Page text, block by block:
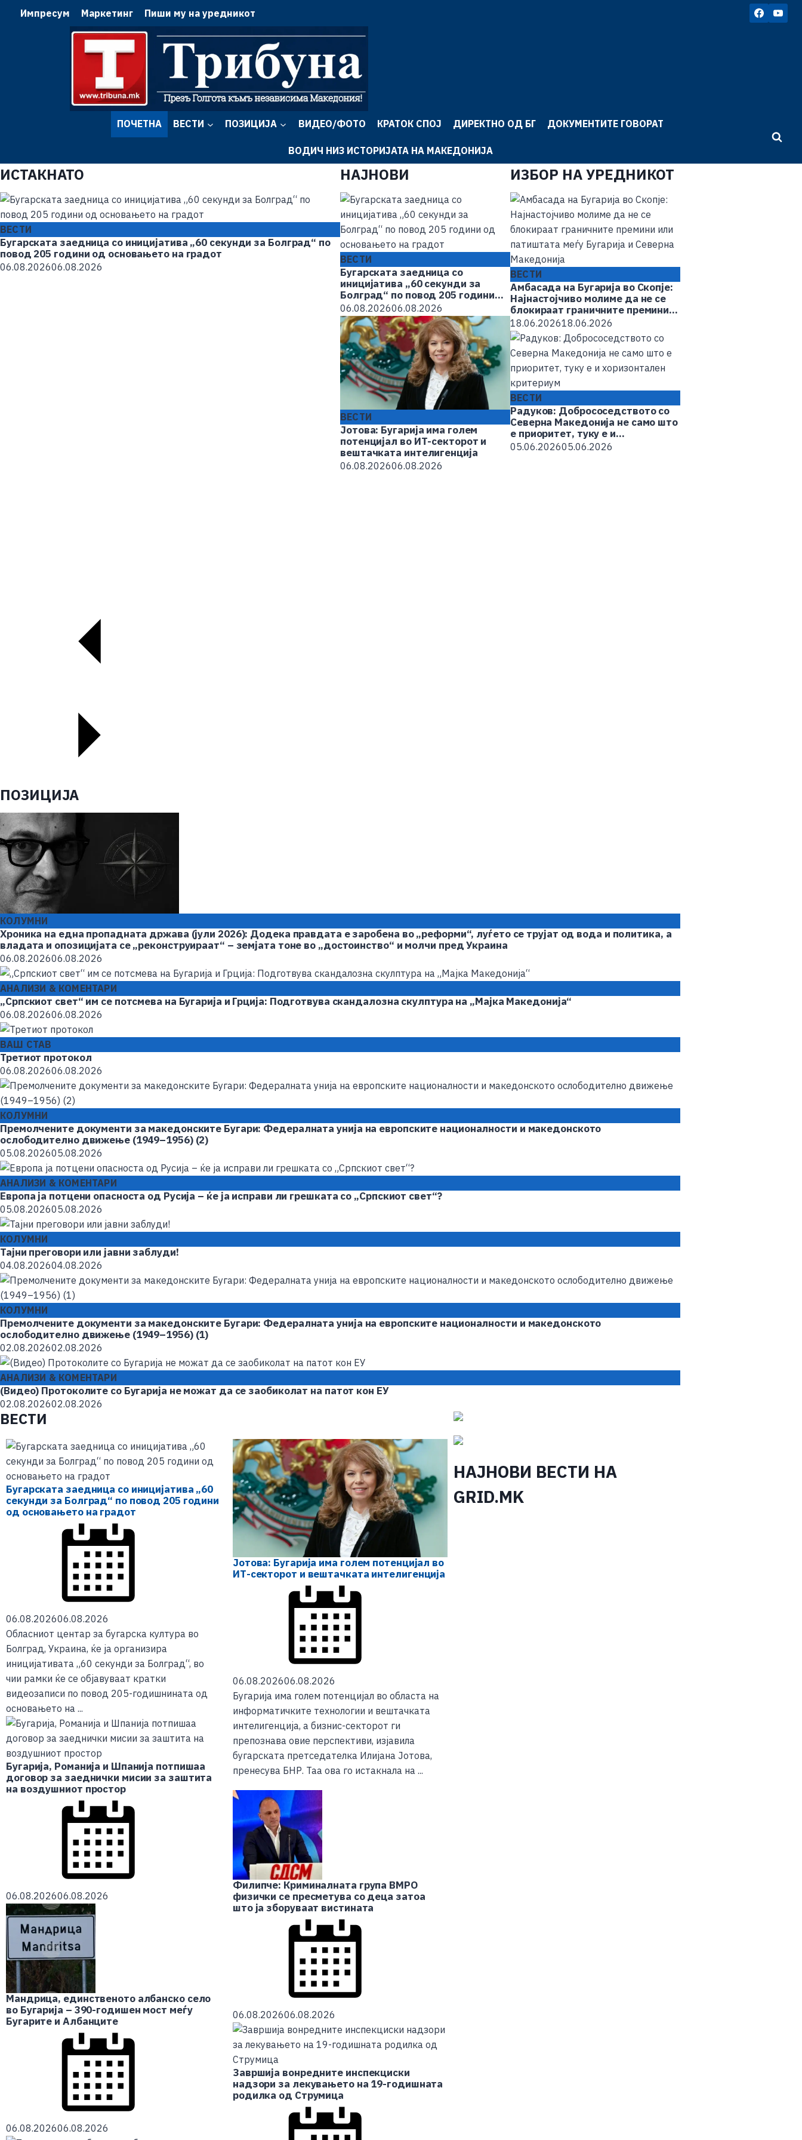
Импресум Маркетинг Пиши му на уредникот
ПОЧЕТНА ВЕСТИ ПОЗИЦИЈА ВИДЕО/ФОТО КРАТОК СПОЈ ДИРЕКТНО ОД БГ ДОКУМЕНТИТЕ ГОВОРАТ
ВОДИЧ НИЗ ИСТОРИЈАТА НА МАКЕДОНИЈА
ИСТАКНАТО
ВЕСТИ
Бугарската заедница со иницијатива „60 секунди за Болград“ по
повод 205 години од основањето на градот
06.08.202606.08.2026
ВЕСТИ
Јотова: Бугарија има голем потенцијал во ИТ-секторот и
вештачката интелигенција
06.08.202606.08.2026
НАЈНОВИ
ВЕСТИ
Бугарската заедница со
иницијатива „60 секунди за
Болград“ по повод 205 години
од основањето на градот
06.08.202606.08.2026
ВЕСТИ
Јотова: Бугарија има голем
потенцијал во ИТ-секторот и
вештачката интелигенција
06.08.202606.08.2026
ИЗБОР НА УРЕДНИКОТ
ВЕСТИ
Амбасада на Бугарија во Скопје:
Најнастојчиво молиме да не се
блокираат граничните премини
или патиштата меѓу Бугарија и
Северна Македонија
18.06.202618.06.2026
ВЕСТИ
Радуков: Добрососедството со
Северна Македонија не само што
е приоритет, туку е и
хоризонтален критериум
05.06.202605.06.2026
ПОЗИЦИЈА
КОЛУМНИ
Хроника на една пропадната држава (јули 2026): Додека правдата е заробена во „реформи“, луѓето се трујат од вода и политика, а
владата и опозицијата се „реконструираат“ – земјата тоне во „достоинство“ и молчи пред Украина
06.08.202606.08.2026
АНАЛИЗИ & КОМЕНТАРИ
„Српскиот свет“ им се потсмева на Бугарија и Грција: Подготвува скандалозна скулптура на „Мајка Македонија“
06.08.202606.08.2026
ВАШ СТАВ
Третиот протокол
06.08.202606.08.2026
КОЛУМНИ
Премолчените документи за македонските Бугари: Федералната унија на европските националности и македонското
ослободително движење (1949–1956) (2)
05.08.202605.08.2026
АНАЛИЗИ & КОМЕНТАРИ
Европа ја потцени опасноста од Русија – ќе ја исправи ли грешката со „Српскиот свет“?
05.08.202605.08.2026
КОЛУМНИ
Taјни преговори или јавни заблуди!
04.08.202604.08.2026
КОЛУМНИ
Премолчените документи за македонските Бугари: Федералната унија на европските националности и македонското
ослободително движење (1949–1956) (1)
02.08.202602.08.2026
АНАЛИЗИ & КОМЕНТАРИ
(Видео) Протоколите со Бугарија не можат да се заобиколат на патот кон ЕУ
02.08.202602.08.2026
ВЕСТИ
Бугарската заедница со иницијатива „60
секунди за Болград“ по повод 205 години
од основањето на градот
06.08.202606.08.2026
Обласниот центар за бугарска култура во
Болград, Украина, ќе ја организира
иницијативата „60 секунди за Болград“, во
чии рамки ќе се објавуваат кратки
видеозаписи по повод 205-годишнината од
основањето на ...
Бугарија, Романија и Шпанија потпишаа
договор за заеднички мисии за заштита
на воздушниот простор
06.08.202606.08.2026
Мандрица, единственото албанско село
во Бугарија – 390-годишен мост меѓу
Бугарите и Албанците
06.08.202606.08.2026
Јотова: Бугарија има голем потенцијал во
ИТ-секторот и вештачката интелигенција
06.08.202606.08.2026
Бугарија има голем потенцијал во областа на
информатичките технологии и вештачката
интелигенција, а бизнис-секторот ги
препознава овие перспективи, изјавила
бугарската претседателка Илијана Јотова,
пренесува БНР. Таа ова го истакнала на ...
Филипче: Криминалната група ВМРО
физички се пресметува со деца затоа
што ја зборуваат вистината
06.08.202606.08.2026
Завршија вонредните инспекциски
надзори за лекувањето на 19-годишната
родилка од Струмица
НАЈНОВИ ВЕСТИ НА
GRID.MK